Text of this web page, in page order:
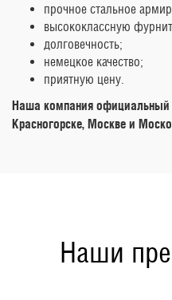
прочное стальное
высококлассную
долговечность;
немецкое качество;
приятную цену.
Наша компания официальный
Красногорске, Москве и
Наши